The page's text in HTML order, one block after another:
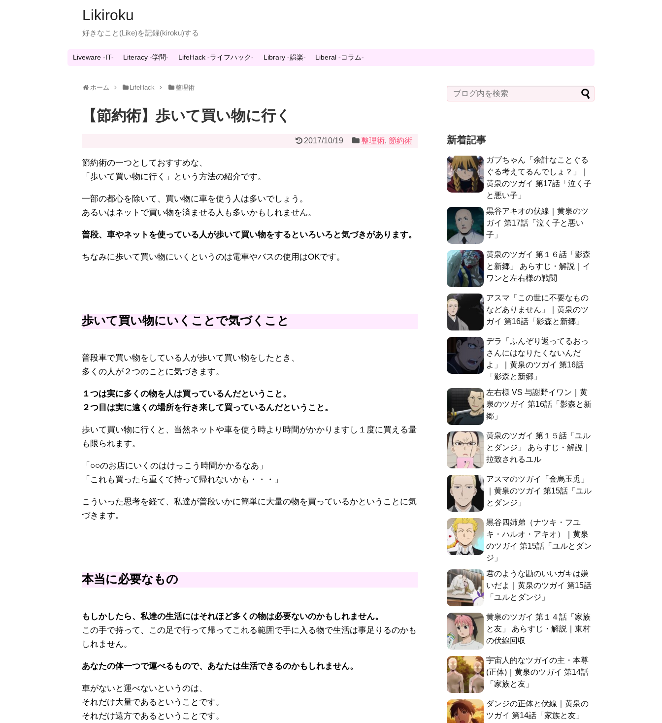
Likiroku
好きなこと(Like)を記録(kiroku)する
Liveware -IT- Literacy -学問- LifeHack -ライフハック- Library -娯楽- Liberal -コラム-
ホーム LifeHack 整理術
【節約術】歩いて買い物に行く
2017/10/19 整理術, 節約術
節約術の一つとしておすすめな、
「歩いて買い物に行く」という方法の紹介です。
一部の都心を除いて、買い物に車を使う人は多いでしょう。
あるいはネットで買い物を済ませる人も多いかもしれません。
普段、車やネットを使っている人が歩いて買い物をするといろいろと気づきがあります。
ちなみに歩いて買い物にいくというのは電車やバスの使用はOKです。
歩いて買い物にいくことで気づくこと
普段車で買い物をしている人が歩いて買い物をしたとき、
多くの人が２つのことに気づきます。
１つは実に多くの物を人は買っているんだということ。
２つ目は実に遠くの場所を行き来して買っているんだということ。
歩いて買い物に行くと、当然ネットや車を使う時より時間がかかりますし１度に買える量
も限られます。
「○○のお店にいくのはけっこう時間かかるなあ」
「これも買ったら重くて持って帰れないかも・・・」
こういった思考を経て、私達が普段いかに簡単に大量の物を買っているかということに気
づきます。
本当に必要なもの
もしかしたら、私達の生活にはそれほど多くの物は必要ないのかもしれません。
この手で持って、この足で行って帰ってこれる範囲で手に入る物で生活は事足りるのかも
しれません。
あなたの体一つで運べるもので、あなたは生活できるのかもしれません。
車がないと運べないというのは、
それだけ大量であるということです。
それだけ遠方であるということです。
新着記事
ガブちゃん「余計なことぐる
ぐる考えてるんでしょ？」｜
黄泉のツガイ 第17話「泣く子
と悪い子」
黒谷アキオの伏線｜黄泉のツ
ガイ 第17話「泣く子と悪い
子」
黄泉のツガイ 第１６話「影森
と新郷」 あらすじ・解説｜イ
ワンと左右様の戦闘
アスマ「この世に不要なもの
などありません」｜黄泉のツ
ガイ 第16話「影森と新郷」
デラ「ふんぞり返ってるおっ
さんにはなりたくないんだ
よ」｜黄泉のツガイ 第16話
「影森と新郷」
左右様 VS 与謝野イワン｜黄
泉のツガイ 第16話「影森と新
郷」
黄泉のツガイ 第１５話「ユル
とダンジ」 あらすじ・解説｜
拉致されるユル
アスマのツガイ「金烏玉兎」
｜黄泉のツガイ 第15話「ユル
とダンジ」
黒谷四姉弟（ナツキ・フユ
キ・ハルオ・アキオ）｜黄泉
のツガイ 第15話「ユルとダン
ジ」
君のような勘のいいガキは嫌
いだよ｜黄泉のツガイ 第15話
「ユルとダンジ」
黄泉のツガイ 第１４話「家族
と友」 あらすじ・解説｜東村
の伏線回収
宇宙人的なツガイの主・本尊
(正体)｜黄泉のツガイ 第14話
「家族と友」
ダンジの正体と伏線｜黄泉の
ツガイ 第14話「家族と友」